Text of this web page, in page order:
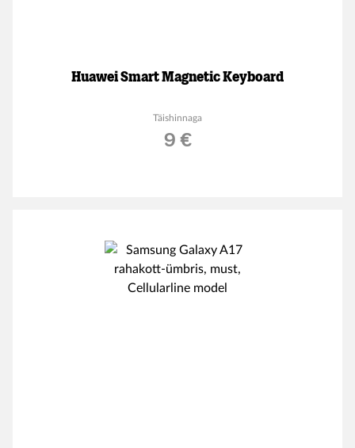
Huawei Smart Magnetic Keyboard
Täishinnaga
9 €